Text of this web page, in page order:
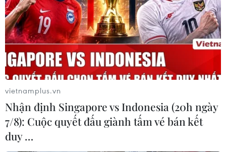
bắt giữ hơn 100 nghi phạm
07/08/2026 14:55
Tây Ban Nha triệt phá đường dây
buôn người xuyên Địa Trung Hải
07/08/2026 12:13
Hy Lạp tạm giam một thị trưởng tình
vietnamplus.vn
Nhận định Singapore vs Indonesia (20h ngày
7/8): Cuộc quyết đấu giành tấm vé bán kết
duy …